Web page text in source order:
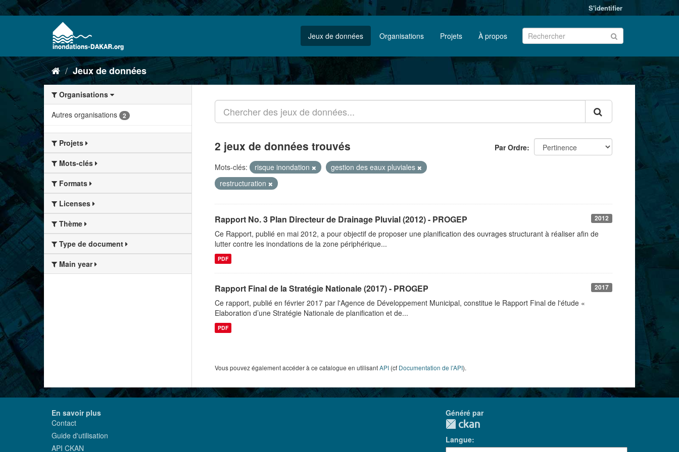
S'identifier
Jeux de données Organisations Projets À propos
Jeux de données
Organisations
Autres organisations
2
Projets
Mots-clés
Formats
Licenses
Thème
Type de document
Main year
Par Ordre
2 jeux de données trouvés
Mots-clés: risque inondation
gestion des eaux pluviales
restructuration
2012
Rapport No. 3 Plan Directeur de Drainage Pluvial (2012) - PROGEP
Ce Rapport, publié en mai 2012, a pour objectif de proposer une planification des ouvrages structurant à réaliser afin de
lutter contre les inondations de la zone périphérique...
PDF
2017
Rapport Final de la Stratégie Nationale (2017) - PROGEP
Ce rapport, publié en février 2017 par l'Agence de Développement Municipal, constitue le Rapport Final de l'étude «
Elaboration d’une Stratégie Nationale de planification et de...
PDF
Vous pouvez également accéder à ce catalogue en utilisantAPI(cf Documentation de l'API).
En savoir plus
Contact
Guide d'utilisation
API CKAN
Généré par
Langue